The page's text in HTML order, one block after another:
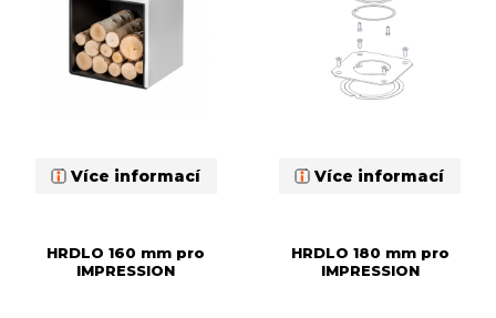
Více informací Více informací
HRDLO 160 mm pro
IMPRESSION
HRDLO 180 mm pro
IMPRESSION